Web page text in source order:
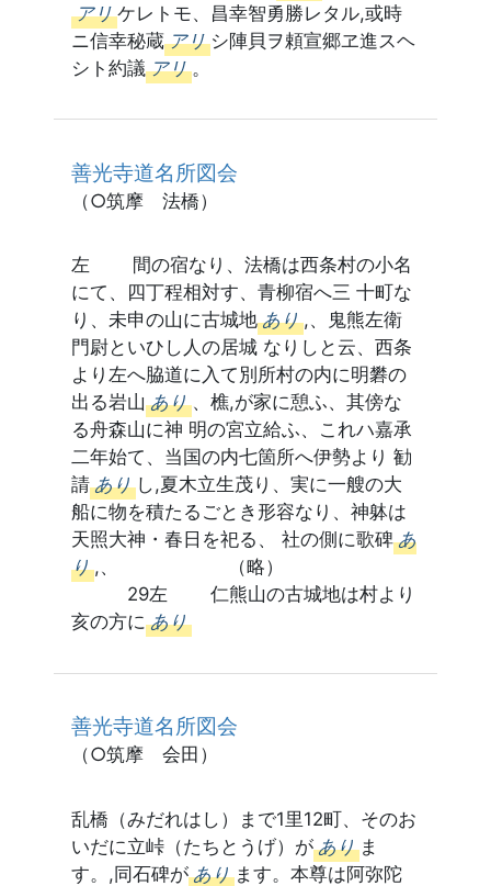
アリ ケレトモ、昌幸智勇勝レタル,或時
ニ信幸秘蔵 アリ シ陣貝ヲ頼宣郷ヱ進スヘ
シト約議 アリ 。
善光寺道名所図会
（○筑摩 法橋）
左 間の宿なり、法橋は西条村の小名
にて、四丁程相対す、青柳宿へ三 十町な
り、未申の山に古城地 あり ,、鬼熊左衛
門尉といひし人の居城 なりしと云、西条
より左へ脇道に入て別所村の内に明礬の
出る岩山 あり 、樵,が家に憩ふ、其傍な
る舟森山に神 明の宮立給ふ、これハ嘉承
二年始て、当国の内七箇所へ伊勢より 勧
請 あり し,夏木立生茂り、実に一艘の大
船に物を積たるごとき形容なり、神躰は
天照大神・春日を祀る、 社の側に歌碑 あ
り ,、 （略）
29左 仁熊山の古城地は村より
亥の方に あり
善光寺道名所図会
（○筑摩 会田）
乱橋（みだれはし）まで1里12町、そのお
いだに立峠（たちとうげ）が あり ま
す。,同石碑が あり ます。本尊は阿弥陀